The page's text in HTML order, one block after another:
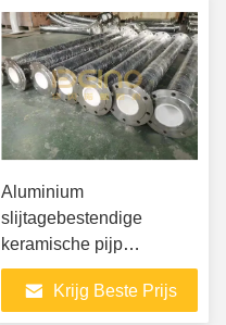
Aluminium
slijtagebestendige
keramische pijp
slijtagebestendige pijp
elleboogKrijg Beste Prijs